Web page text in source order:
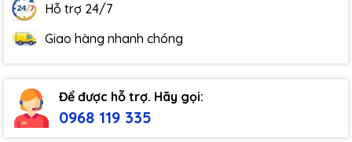
Hỗ trợ 24/7
Giao hàng nhanh chóng
Để được hỗ trợ. Hãy gọi:
0968 119 335